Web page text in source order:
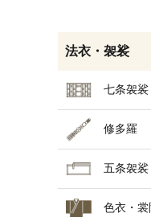
法衣・袈裟
七条袈裟
修多羅
五条袈裟
色衣・裳